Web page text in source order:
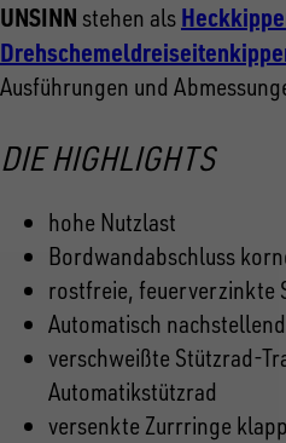
UNSINN stehen als
Ausführungen und
DIE HIGHLIGHTS
hohe Nutzlast
Bordwandabschluss
rostfreie, feuerverzinkte
Automatisch
verschweißte Stützrad-
Automatikstützrad
versenkte Zurrringe